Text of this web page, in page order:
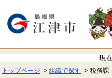
で
ば
本トップページ 組織で探す 税務課